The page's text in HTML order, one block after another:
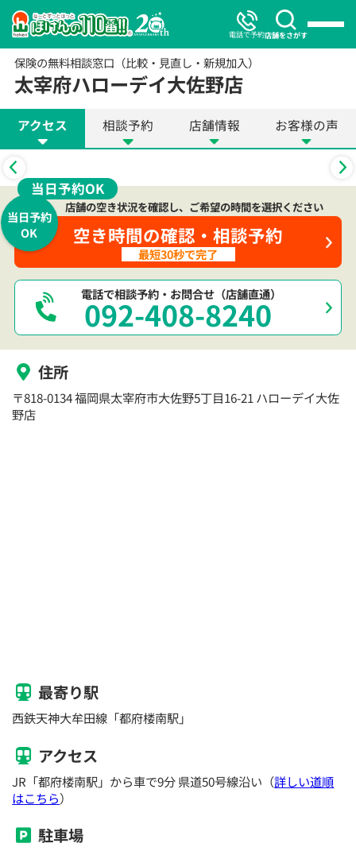
電話で予約店舗をさがす
保険の無料相談窓口（比較・見直し・新規加入）
太宰府ハローデイ大佐野店
アクセス 相談予約 店舗情報 お客様の声
当日予約OK
電話で相談予約・お問合せ（店舗直通）
092-408-8240
店舗の空き状況を確認し、ご希望の時間を選択ください
当日予約
OK
空き時間の確認・相談予約
最短30秒で完了
住所
〒818-0134 福岡県太宰府市大佐野5丁目16-21 ハローデイ大佐
野店
最寄り駅
西鉄天神大牟田線「都府楼南駅」
アクセス
JR「都府楼南駅」から車で9分 県道50号線沿い（詳しい道順
はこちら）
駐車場